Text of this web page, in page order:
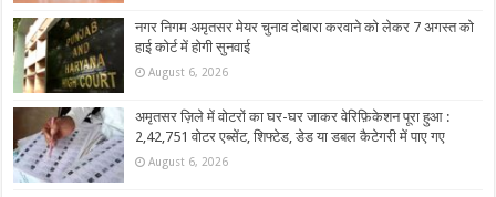
नगर निगम अमृतसर मेयर चुनाव दोबारा करवाने को लेकर 7 अगस्त को
हाई कोर्ट में होगी सुनवाई
August 6, 2026
अमृतसर ज़िले में वोटरों का घर-घर जाकर वेरिफ़िकेशन पूरा हुआ :
2,42,751 वोटर एब्सेंट, शिफ्टेड, डेड या डबल कैटेगरी में पाए गए
August 6, 2026